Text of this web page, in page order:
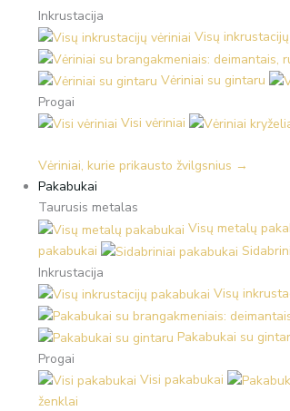
Inkrustacija
Visų
Vėriniai su gintaru
Progai
Visi vėriniai
Vėriniai, kurie prikausto žvilgsnius →
Pakabukai
Taurusis metalas
Visų metalų
pakabukai
Inkrustacija
Visų
Pakabukai su
Progai
Visi pakabukai
ženklai